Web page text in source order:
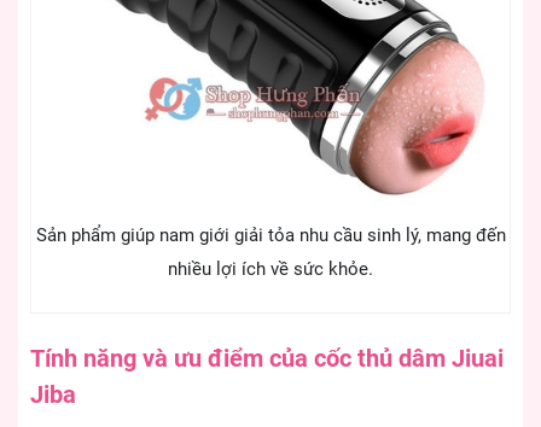
Sản phẩm giúp nam giới giải tỏa nhu cầu sinh lý, mang đến
nhiều lợi ích về sức khỏe.
Tính năng và ưu điểm của cốc thủ dâm Jiuai
Jiba